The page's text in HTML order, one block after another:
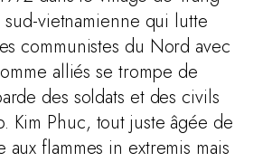
sud-vietnamienne qui lutte
communistes du Nord avec
alliés se trompe de
des soldats et des civils
Kim Phuc, tout juste âgée de
flammes in extremis mais